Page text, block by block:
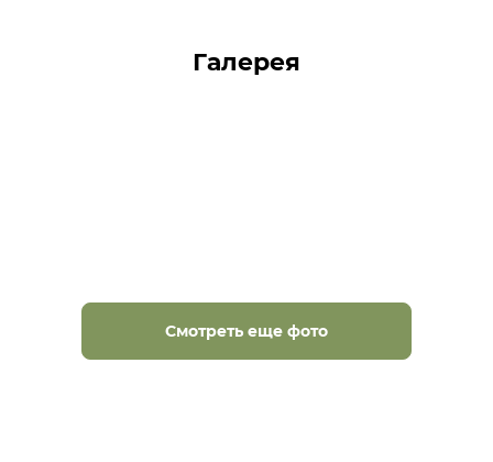
Галерея
Смотреть еще фото